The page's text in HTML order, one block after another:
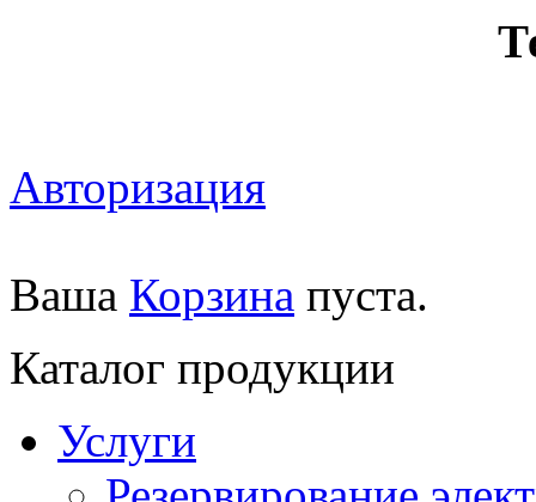
Авторизация
Ваша Корзина пуста.
Каталог продукции
Услуги